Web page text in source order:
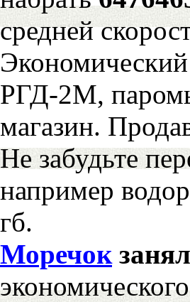
средней
РГД-2М,
магазин.
Не забудьте
например
гб.
Моречокзанял